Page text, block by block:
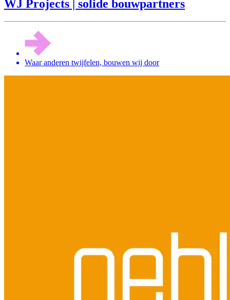
WJ Projects | solide bouwpartners
Waar anderen twijfelen, bouwen wij door